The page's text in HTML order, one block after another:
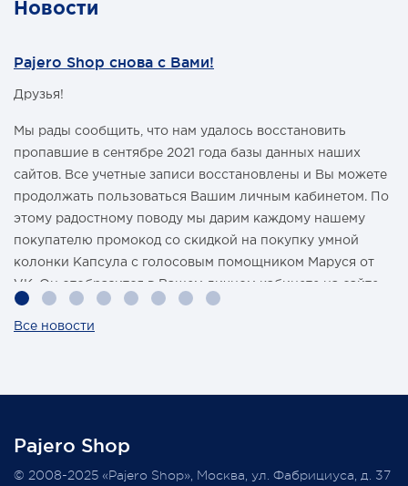
Новости
Pajero Shop снова с Вами!
Друзья!
Мы рады сообщить, что нам удалось восстановить
пропавшие в сентябре 2021 года базы данных наших
сайтов. Все учетные записи восстановлены и Вы можете
продолжать пользоваться Вашим личным кабинетом. По
этому радостному поводу мы дарим каждому нашему
покупателю промокод со скидкой на покупку умной
колонки Капсула с голосовым помощником Маруся от
VK. Он отобразится в Вашем личном кабинете на сайте
магазина Pajero Shop 14 февраля.
Всегда Ваш, Pajero Shop
3 февраля 2022
Все новости
Pajero Shop
© 2008-2025 «Pajero Shop», Москва, ул. Фабрициуса, д. 37